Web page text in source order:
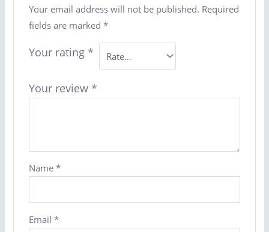
Your email address will not be published. Required
fields are marked *
Your rating *
Your review *
Name *
Email *